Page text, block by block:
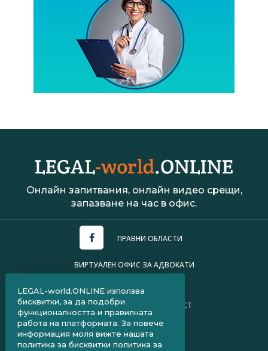
Онлайн запитвания, онлайн видео срещи,
запазване на час в офис.
ПРАВНИ ОБЛАСТИ
ВИРТУАЛЕН ОФИС ЗА АДВОКАТИ
ПОЛИТИКА ЗА ПОВЕРИТЕЛНОСТ
ЧЗВ ЗА КЛИЕНТИ
ЧЗВ ЗА АДВОКАТИ
LEGAL-world.ONLINE използва
бисквитки, за да подобри
функционалността и правилната
работа на платформата. За повече
информация моля вижте нашата
политика за бисквитки политика за